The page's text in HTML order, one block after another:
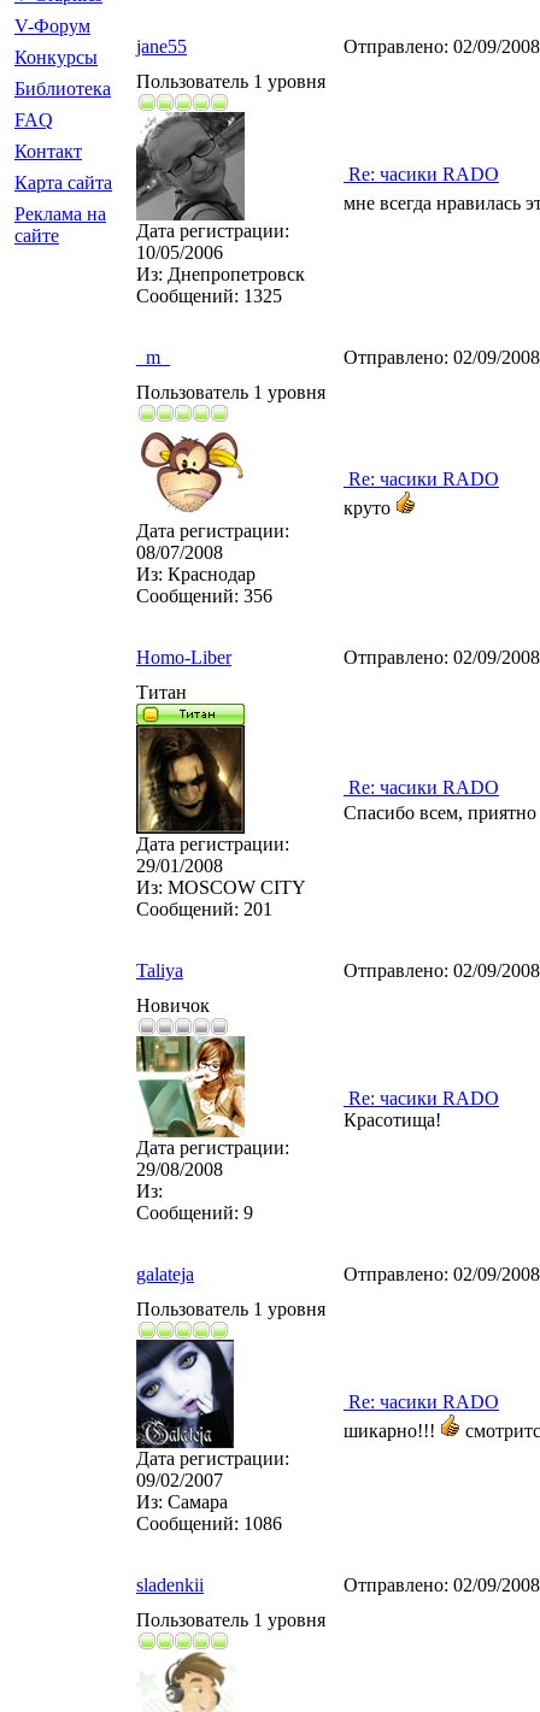
V-Форум
Конкурсы
Библиотека
FAQ
Контакт
Карта сайта
Реклама на
сайте
jane55 Отправлено: 02/09/
Пользователь 1 уровня
Дата регистрации:
10/05/2006
Из: Днепропетровск
Сообщений: 1325
Re: часики RADO
мне всегда нравилась
_m_ Отправлено: 02/09/
Пользователь 1 уровня
Дата регистрации:
08/07/2008
Из: Краснодар
Сообщений: 356
Re: часики RADO
круто
Homo-Liber Отправлено: 02/09/
Титан
Дата регистрации:
29/01/2008
Из: MOSCOW CITY
Сообщений: 201
Re: часики RADO
Спасибо всем,
Taliya Отправлено: 02/09/
Новичок
Дата регистрации:
29/08/2008
Из:
Сообщений: 9
Re: часики RADO
Красотища!
galateja Отправлено: 02/09/
Пользователь 1 уровня
Дата регистрации:
09/02/2007
Из: Самара
Сообщений: 1086
Re: часики RADO
шикарно!!!
sladenkii Отправлено: 02/09/
Пользователь 1 уровня